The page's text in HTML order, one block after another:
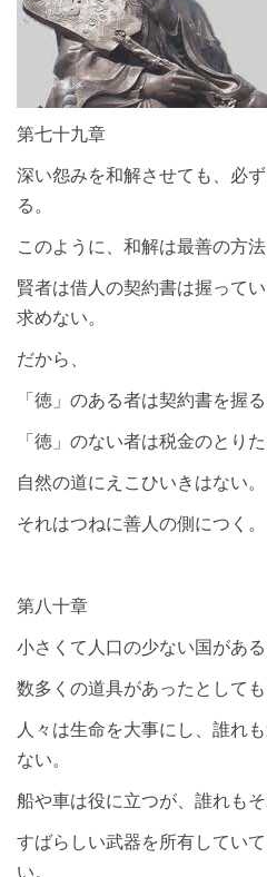
第七十九章
深い怨みを和解させても、必
る。
このように、和解は最善の方法
賢者は借人の契約書は握って
求めない。
だから、
「徳」のある者は契約書を握
「徳」のない者は税金のとりた
自然の道にえこひいきはない。
それはつねに善人の側につく。
第八十章
小さくて人口の少ない国がある
数多くの道具があったとして
人々は生命を大事にし、誰れ
ない。
船や車は役に立つが、誰れもそ
すばらしい武器を所有してい
い。